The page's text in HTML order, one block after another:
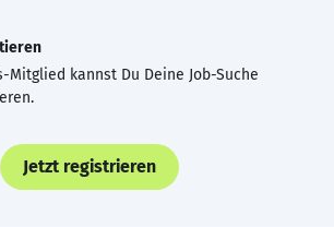
Mitglied kannst Du Deine Job-Suche
Jetzt registrieren